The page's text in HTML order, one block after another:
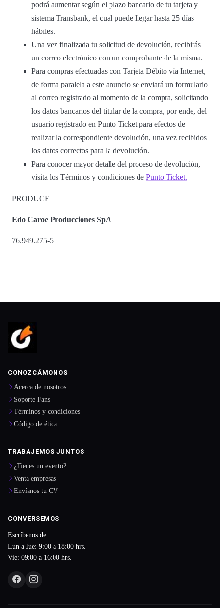
podrá aumentar según el plazo bancario de tu tarjeta y
sistema Transbank, el cual puede llegar hasta 25 días
hábiles.
Una vez finalizada tu solicitud de devolución, recibirás
un correo electrónico con un comprobante de la misma.
Para compras efectuadas con Tarjeta Débito vía Internet,
de forma paralela a este anuncio se enviará un formulario
al correo registrado al momento de la compra, solicitando
los datos bancarios del titular de la compra, por ende, del
usuario registrado en Punto Ticket para efectos de
realizar la correspondiente devolución, una vez recibidos
los datos correctos para la devolución.
Para conocer mayor detalle del proceso de devolución,
visita los Términos y condiciones de Punto Ticket.
PRODUCE
Edo Caroe Producciones SpA
76.949.275-5
CONOZCÁMONOS
Acerca de nosotros
Soporte Fans
Términos y condiciones
Código de ética
TRABAJEMOS JUNTOS
¿Tienes un evento?
Venta empresas
Envíanos tu CV
CONVERSEMOS
Escríbenos de:
Lun a Jue: 9:00 a 18:00 hrs.
Vie: 09:00 a 16:00 hrs.